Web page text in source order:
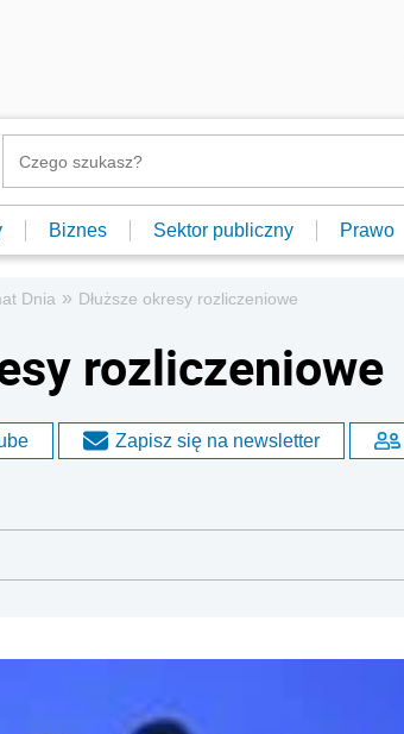
Biznes Sektor publiczny Prawo
Dnia » Dłuższe okresy rozliczeniowe
rozliczeniowe
Zapisz się na newsletter